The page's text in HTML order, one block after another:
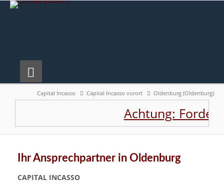
Capital Incasso Capital Incasso vorort Oldenburg (Oldenburg)
Achtung:
Ihr Ansprechpartner in Oldenburg
CAPITAL INCASSO